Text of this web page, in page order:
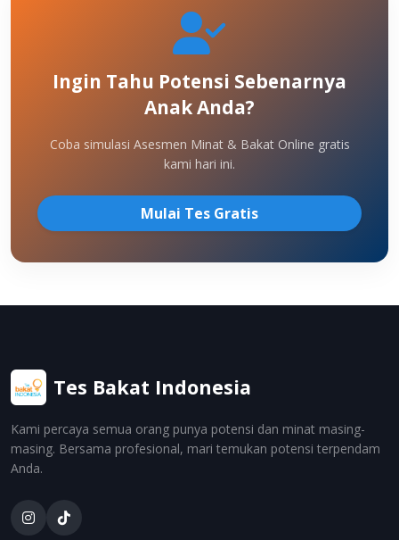
Ingin Tahu Potensi Sebenarnya
Anak Anda?
Coba simulasi Asesmen Minat & Bakat Online gratis
kami hari ini.
Mulai Tes Gratis
Tes Bakat Indonesia
Kami percaya semua orang punya potensi dan minat masing-
masing. Bersama profesional, mari temukan potensi terpendam
Anda.